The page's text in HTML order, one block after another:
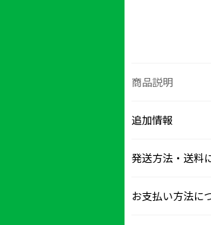
商品説明
追加情報
発送方法・送料
お支払い方法に